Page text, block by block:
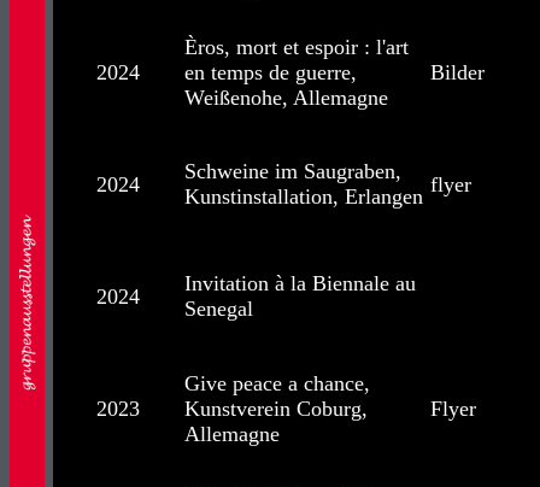
2024
Èros, mort et espoir : l'art
en temps de guerre,
Weißenohe, Allemagne
Bilder
2024
Schweine im Saugraben,
Kunstinstallation, Erlangen flyer
2024
Invitation à la Biennale au
Senegal
2023
Give peace a chance,
Kunstverein Coburg,
Allemagne
Flyer